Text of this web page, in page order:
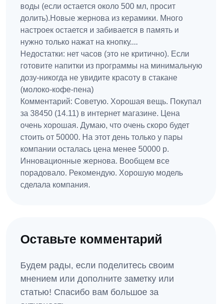
воды (если остается около 500 мл, просит
долить).Новые жернова из керамики. Много
настроек остается и забивается в память и
нужно только нажат на кнопку....
Недостатки: нет часов (это не критично). Если
готовите напитки из программы на минимальную
дозу-никогда не увидите красоту в стакане
(молоко-кофе-пена)
Комментарий: Советую. Хорошая вещь. Покупал
за 38450 (14.11) в интернет магазине. Цена
очень хорошая. Думаю, что очень скоро будет
стоить от 50000. На этот день только у пары
компании осталась цена менее 50000 р.
Инновационные жернова. Вообщем все
порадовало. Рекомендую. Хорошую модель
сделала компания.
Оставьте комментарий
Будем рады, если поделитесь своим
мнением или дополните заметку или
статью! Спасибо вам большое за